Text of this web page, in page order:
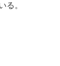
る。